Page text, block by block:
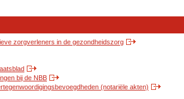
zorgverleners in de gezondheidszorg
bij de NBB
(notariële akten)